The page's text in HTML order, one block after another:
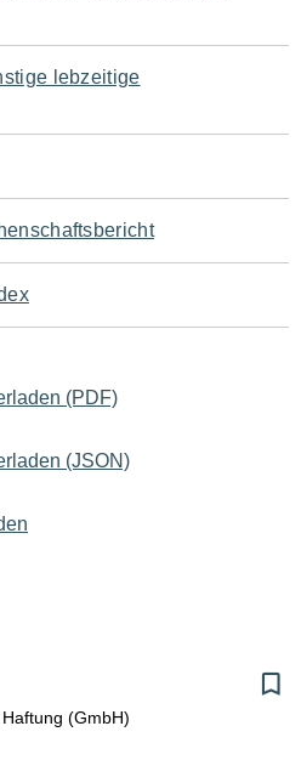
lebzeitige
(PDF)
(JSON)
(GmbH)